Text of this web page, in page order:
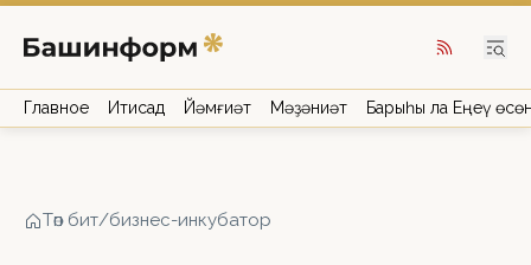
Главное Иҡтисад Йәмғиәт Мәҙәниәт Барыһы ла Еңеү
Төп бит/бизнес-инкубатор